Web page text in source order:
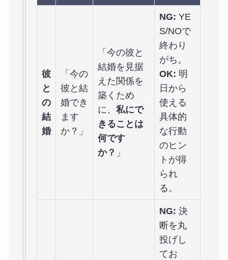
彼
と
の
結
婚
「今の
彼と結
婚でき
ます
か？」
「今の彼と
結婚を見据
えた関係を
築くため
に、 私にで
きることは
何です
か？ 」
NG: YE
S/NOで
終わり
がち。
OK: 明
日から
使える
具体的
な行動
のヒン
トが得
られ
る。
NG: 決
断を丸
投げし
てお